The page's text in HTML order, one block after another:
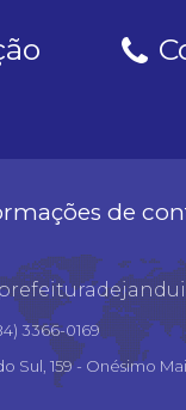
de
3366-0169
Sul, 159 - Onésimo